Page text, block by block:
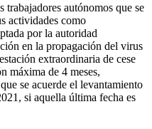
autónomos que se
actividades como
por la autoridad
en la propagación del virus
extraordinaria de cese
máxima de 4 meses,
se acuerde el levantamiento
si aquella última fecha es